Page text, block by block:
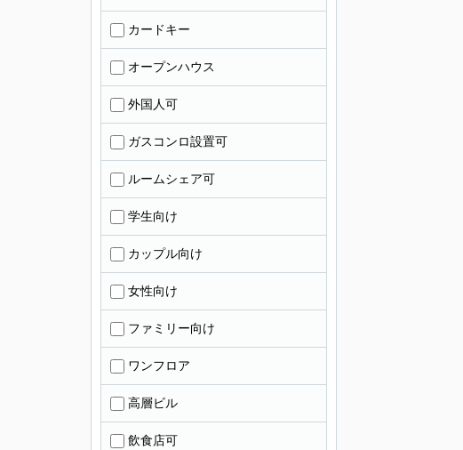
カードキー
オープンハウス
外国人可
ガスコンロ設置可
ルームシェア可
学生向け
カップル向け
女性向け
ファミリー向け
ワンフロア
高層ビル
飲食店可